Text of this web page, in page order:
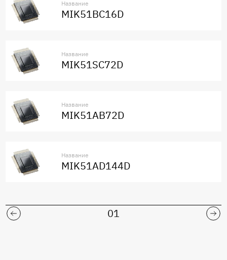
Название
MIK51BC16D
Название
MIK51SC72D
Название
MIK51AB72D
Название
MIK51AD144D
01